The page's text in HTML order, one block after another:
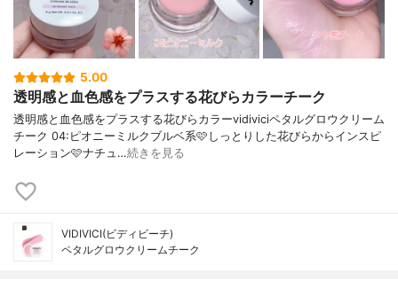
5.00
透明感と血色感をプラスする花びらカラーチーク
透明感と血色感をプラスする花びらカラーvidiviciペタルグロウクリーム
チーク 04:ピオニーミルクブルベ系🩷しっとりした花びらからインスピ
レーション🩷ナチュ…続きを見る
VIDIVICI(ビディビーチ)
ペタルグロウクリームチーク